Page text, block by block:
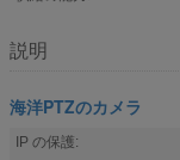
説明
海洋PTZのカメラ
IP の保護: